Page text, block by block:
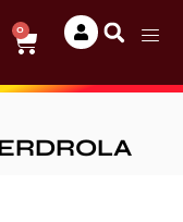
0